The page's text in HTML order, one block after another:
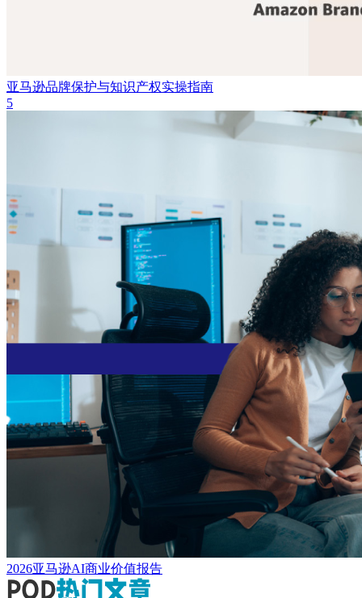
亚马逊品牌保护与知识产权实操指南
5
2026亚马逊AI商业价值报告